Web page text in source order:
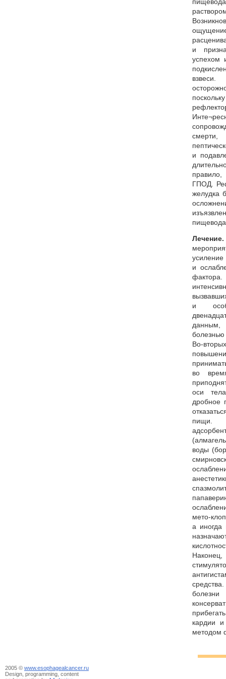
и
успехом
и
ГПОД.
желудка
Лечение.
и
и
болезнью
Во-
во
оси
дробное
пищи.
воды
мето-
а иногда
кардии
методом
2005 © www.esophagealcancer.ru
Design, programming, content